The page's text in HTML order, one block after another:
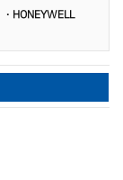
기상관측기
· HONEYWELL